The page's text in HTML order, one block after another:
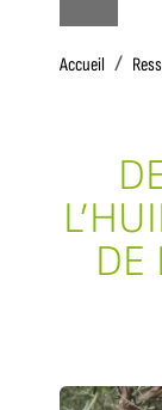
Accueil Accueil
DE